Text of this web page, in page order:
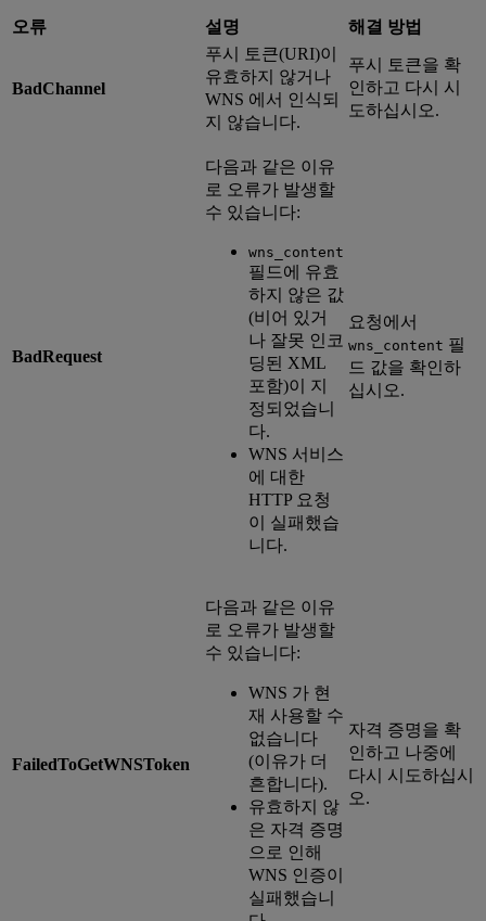
오류 설명 해결 방법
BadChannel
푸시 토큰(URI)이
유효하지 않거나
WNS 에서 인식되
지 않습니다.
푸시 토큰을 확
인하고 다시 시
도하십시오.
BadRequest
다음과 같은 이유
로 오류가 발생할
수 있습니다:
wns_content
필드에 유효
하지 않은 값
(비어 있거
나 잘못 인코
딩된 XML
포함)이 지
정되었습니
다.
WNS 서비스
에 대한
HTTP 요청
이 실패했습
니다.
요청에서
wns_content 필
드 값을 확인하
십시오.
FailedToGetWNSToken
다음과 같은 이유
로 오류가 발생할
수 있습니다:
WNS 가 현
재 사용할 수
없습니다
(이유가 더
흔합니다).
유효하지 않
은 자격 증명
으로 인해
WNS 인증이
실패했습니
자격 증명을 확
인하고 나중에
다시 시도하십시
오.